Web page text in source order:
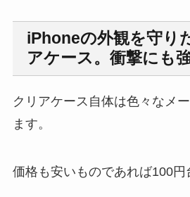
iPhoneの外観を守り
アケース。衝撃にも
クリアケース自体は色々なメ
ます。
価格も安いものであれば100円